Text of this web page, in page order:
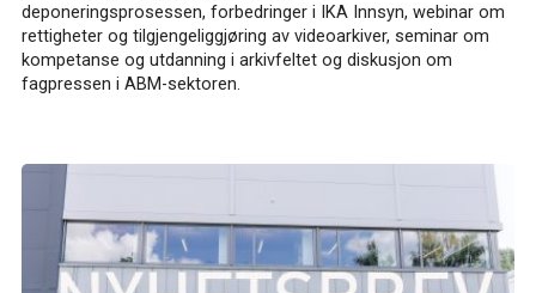
deponeringsprosessen, forbedringer i IKA Innsyn, webinar om
rettigheter og tilgjengeliggjøring av videoarkiver, seminar om
kompetanse og utdanning i arkivfeltet og diskusjon om
fagpressen i ABM-sektoren.